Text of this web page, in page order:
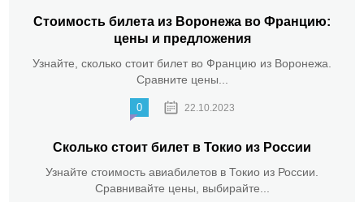
Стоимость билета из Воронежа во Францию:
цены и предложения
Узнайте, сколько стоит билет во Францию из Воронежа.
Сравните цены...
0 22.10.2023
Сколько стоит билет в Токио из России
Узнайте стоимость авиабилетов в Токио из России.
Сравнивайте цены, выбирайте...